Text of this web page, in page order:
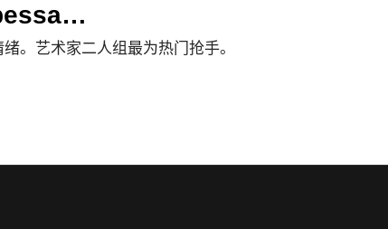
。艺术家二人组最为热门抢手。